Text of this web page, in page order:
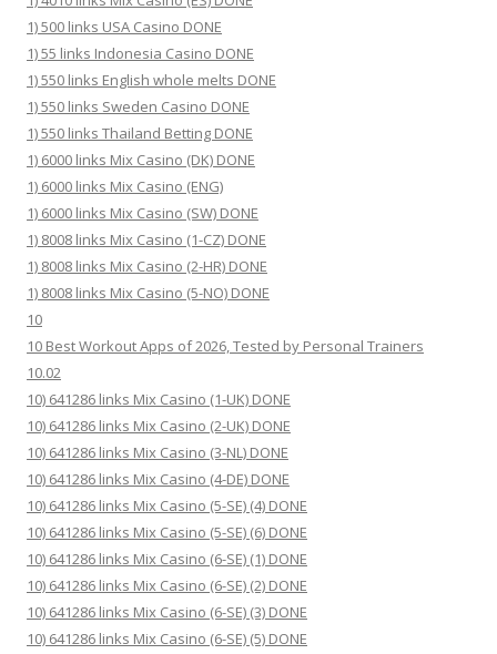
1) 500 links USA Casino DONE
1) 55 links Indonesia Casino DONE
1) 550 links English whole melts DONE
1) 550 links Sweden Casino DONE
1) 550 links Thailand Betting DONE
1) 6000 links Mix Casino (DK) DONE
1) 6000 links Mix Casino (ENG)
1) 6000 links Mix Casino (SW) DONE
1) 8008 links Mix Casino (1-CZ) DONE
1) 8008 links Mix Casino (2-HR) DONE
1) 8008 links Mix Casino (5-NO) DONE
10
10 Best Workout Apps of 2026, Tested by Personal Trainers
10.02
10) 641286 links Mix Casino (1-UK) DONE
10) 641286 links Mix Casino (2-UK) DONE
10) 641286 links Mix Casino (3-NL) DONE
10) 641286 links Mix Casino (4-DE) DONE
10) 641286 links Mix Casino (5-SE) (4) DONE
10) 641286 links Mix Casino (5-SE) (6) DONE
10) 641286 links Mix Casino (6-SE) (1) DONE
10) 641286 links Mix Casino (6-SE) (2) DONE
10) 641286 links Mix Casino (6-SE) (3) DONE
10) 641286 links Mix Casino (6-SE) (5) DONE